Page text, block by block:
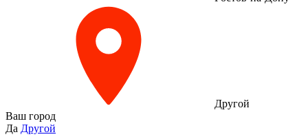
Другой
Ваш город
Да Другой